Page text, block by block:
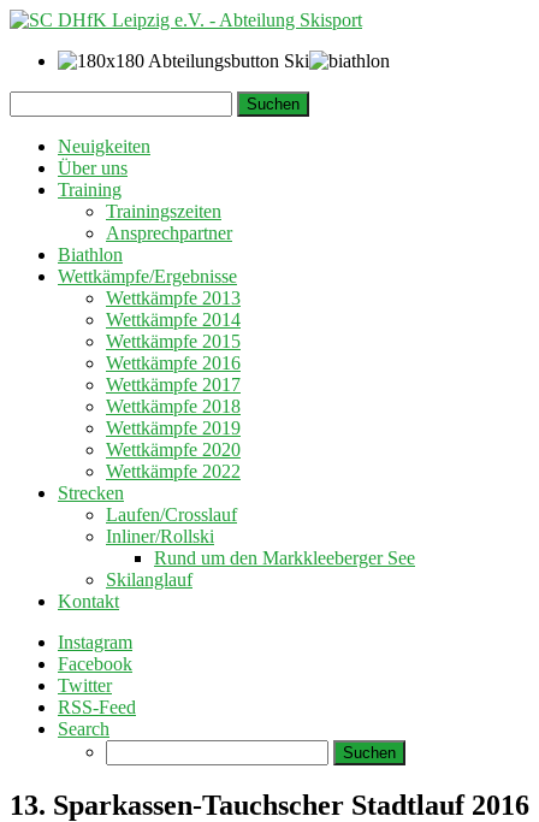
zum
Inhalt
nach:
Neuigkeiten
Über uns
Training
Trainingszeiten
Ansprechpartner
Biathlon
Wettkämpfe/Ergebnisse
Wettkämpfe 2013
Wettkämpfe 2014
Wettkämpfe 2015
Wettkämpfe 2016
Wettkämpfe 2017
Wettkämpfe 2018
Wettkämpfe 2019
Wettkämpfe 2020
Wettkämpfe 2022
Strecken
Laufen/Crosslauf
Inliner/Rollski
Rund um den Markkleeberger See
Skilanglauf
Kontakt
Instagram
Facebook
Twitter
RSS-Feed
Search
nach:
13. Sparkassen-Tauchscher Stadtlauf 2016